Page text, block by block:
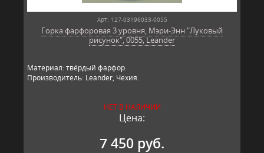
Арт: 127-03196033-0055
Горка фарфоровая 3 уровня, Мэри-Энн "Луковый
рисунок", 0055, Leander
Материал: твёрдый фарфор.
Производитель: Leander, Чехия.
НЕТ В НАЛИЧИИ
Цена:
7 450 руб.